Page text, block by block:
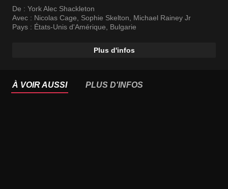
De : York Alec Shackleton
Avec : Nicolas Cage, Sophie Skelton, Michael Rainey Jr
Pays : États-Unis d'Amérique, Bulgarie
Plus d'infos
À VOIR AUSSI PLUS D'INFOS